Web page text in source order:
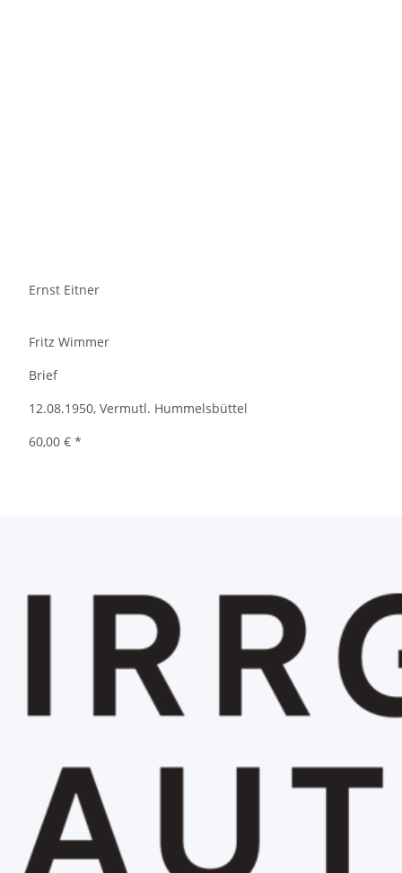
Ernst Eitner
Fritz Wimmer
Brief
12.08.1950, Vermutl. Hummelsbüttel
60,00 € *